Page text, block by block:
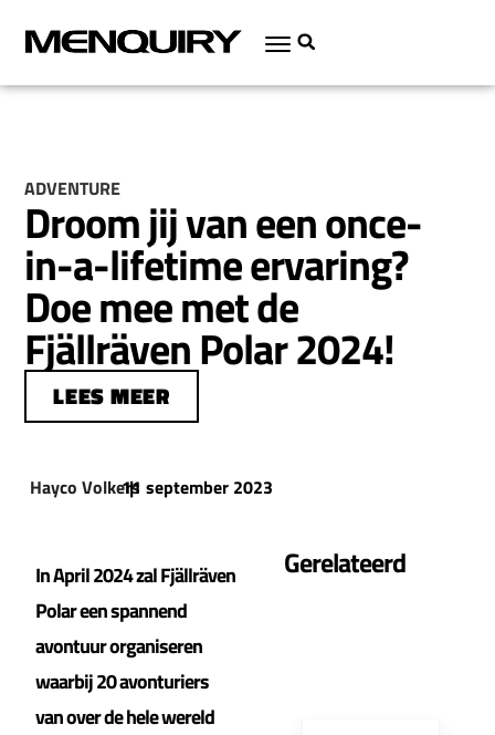
ADVENTURE
Droom jij van een once-
in-a-lifetime ervaring?
Doe mee met de
Fjällräven Polar 2024!
LEES MEER
Hayco Volkers
|
11 september 2023
In April 2024 zal Fjällräven
Polar een spannend
avontuur organiseren
waarbij 20 avonturiers
van over de hele wereld
Gerelateerd